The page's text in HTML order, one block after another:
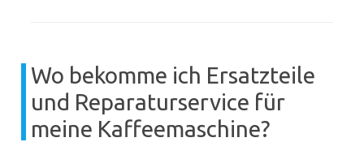
Wo bekomme ich Ersatzteile
und Reparaturservice für
meine Kaffeemaschine?